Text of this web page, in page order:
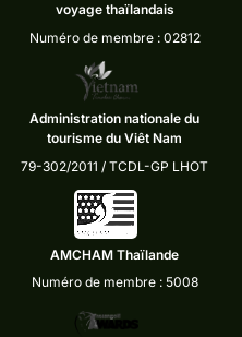
voyage thaïlandais
Numéro de membre : 02812
Administration nationale du
tourisme du Viêt Nam
79-302/2011 / TCDL-GP LHOT
AMCHAM Thaïlande
Numéro de membre : 5008